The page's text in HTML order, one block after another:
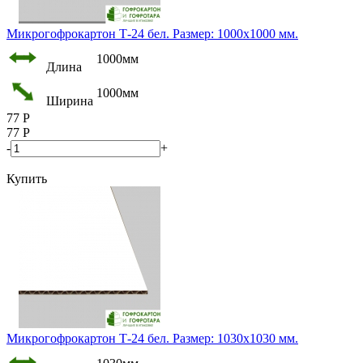
Микрогофрокартон Т-24 бел. Размер: 1000х1000 мм.
Длина
1000мм
Ширина
1000мм
77 Р
77 Р
-
+
Купить
Микрогофрокартон Т-24 бел. Размер: 1030х1030 мм.